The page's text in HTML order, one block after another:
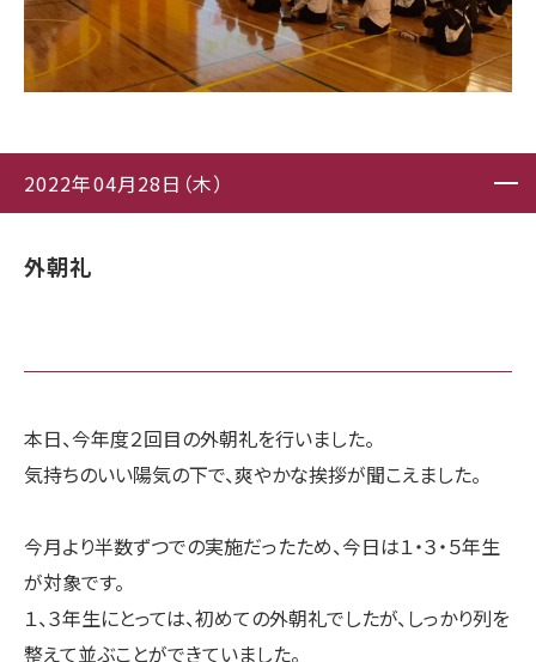
2022年04月28日（木）
外朝礼
本日、今年度２回目の外朝礼を行いました。
気持ちのいい陽気の下で、爽やかな挨拶が聞こえました。
今月より半数ずつでの実施だったため、今日は１・３・５年生
が対象です。
１、３年生にとっては、初めての外朝礼でしたが、しっかり列を
整えて並ぶことができていました。